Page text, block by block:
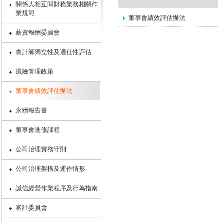
關係人相互間財務業務相關作
業規範
薪資報酬委員會
會計師獨立性及適任性評估
風險管理政策
董事會績效評估辦法
永續報告書
董事會進修課程
公司治理實務守則
公司治理架構及運作情形
誠信經營作業程序及行為指南
審計委員會
董事會績效評估辦法